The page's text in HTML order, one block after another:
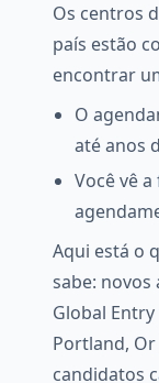
Os centros
país estão
encontrar
O
até anos
Você vê
Aqui está o
sabe:
Global
Portland,
candidatos